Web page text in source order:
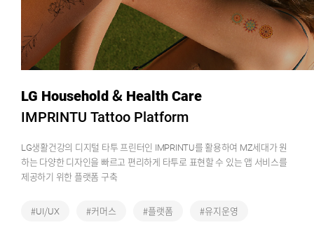
LG Household & Health Care
IMPRINTU Tattoo Platform
LG생활건강의 디지털 타투 프린터인 IMPRINTU를 활용하여 MZ세대가 원
하는 다양한 디자인을 빠르고 편리하게 타투로 표현할 수 있는 앱 서비스를
제공하기 위한 플랫폼 구축
#UI/UX #커머스 #플랫폼 #유지운영